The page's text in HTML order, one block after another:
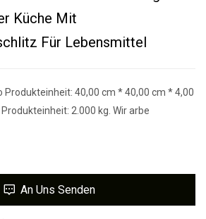
Küche Mit
Für Lebensmittel
40,00 cm * 40,00 cm * 4,00
2.000 kg. Wir arbe
An Uns Senden